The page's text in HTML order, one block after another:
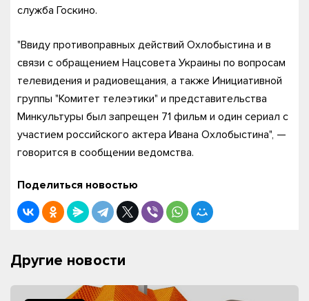
служба Госкино.
"Ввиду противоправных действий Охлобыстина и в
связи с обращением Нацсовета Украины по вопросам
телевидения и радиовещания, а также Инициативной
группы "Комитет телеэтики" и представительства
Минкультуры был запрещен 71 фильм и один сериал с
участием российского актера Ивана Охлобыстина", —
говорится в сообщении ведомства.
Поделиться новостью
Другие новости